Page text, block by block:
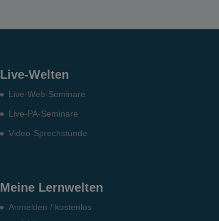
Live-Welten
Live-Web-Seminare
Live-PA-Seminare
Video-Sprechstunde
Meine Lernwelten
Anmelden / kostenlos